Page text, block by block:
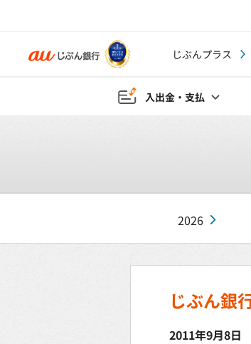
じぶんプラス
入出金・支払
2026
じぶん銀
2011年9月8日